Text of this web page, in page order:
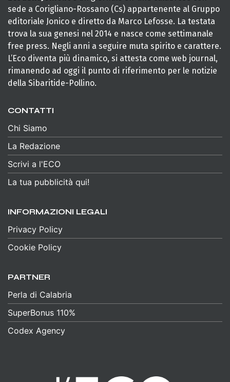
sede a Corigliano-Rossano (Cs) appartenente al Gruppo
editoriale Jonico e diretto da Marco Lefosse. La testata
trova la sua genesi nel 2014 e nasce come settimanale
free press. Negli anni a seguire muta spirito e carattere.
L’Eco diventa più dinamico, si attesta come web journal,
rimanendo ad oggi il punto di riferimento per le notizie
della Sibaritide-Pollino.
CONTATTI
Chi Siamo
La Redazione
Scrivi a l'ECO
La tua pubblicità qui!
INFORMAZIONI LEGALI
Privacy Policy
Cookie Policy
PARTNER
Perla di Calabria
SuperBonus 110%
Codex Agency